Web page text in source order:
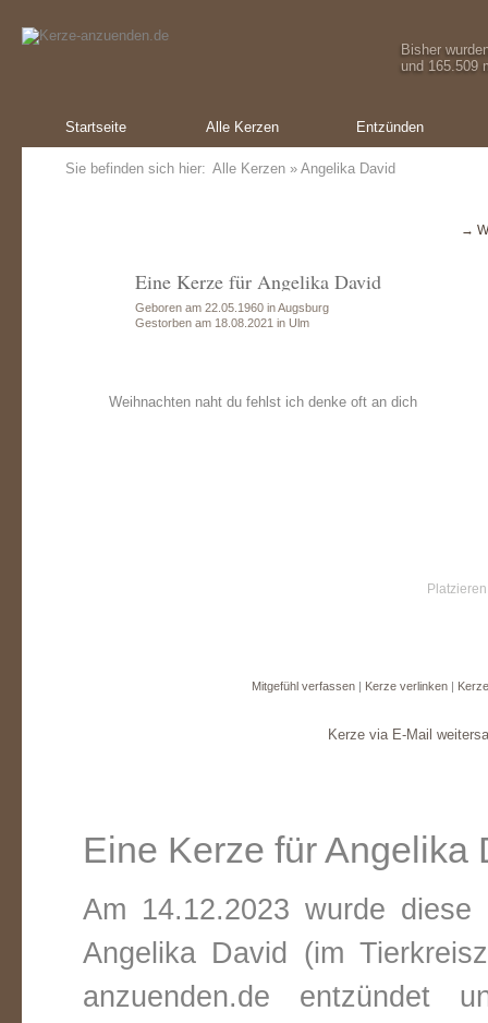
Bisher
und 165.509
Startseite Alle Kerzen Entzünden
Sie befinden sich hier: Alle Kerzen » Angelika David
→
Eine Kerze für Angelika David
Geboren am 22.05.1960 in Augsburg
Gestorben am 18.08.2021 in Ulm
Weihnachten naht du fehlst ich denke oft an dich
Mitgefühl verfassen | Kerze verlinken |
Kerze via E-Mail
Eine Kerze für Angelika
Am 14.12.2023 wurde
Angelika David (im
anzuenden.de entzündet